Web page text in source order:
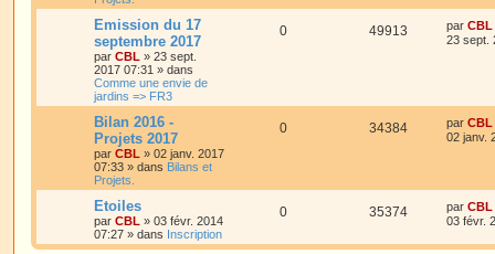
Emission du 17
septembre 2017
par CBL » 23 sept.
2017 07:31 » dans
Comme une envie de
jardins => FR3
0 49913 par CBL
23 sept.
Bilan 2016 -
Projets 2017
par CBL » 02 janv. 2017
07:33 » dans Bilans et
Projets.
0 34384 par CBL
02 janv.
Etoiles
par CBL » 03 févr. 2014
07:27 » dans Inscription
0 35374 par CBL
03 févr.